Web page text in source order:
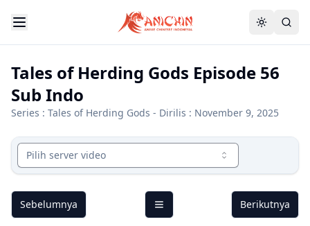
Tales of Herding Gods Episode 56
Sub Indo
Series : Tales of Herding Gods - Dirilis : November 9, 2025
Pilih server video
Sebelumnya Berikutnya